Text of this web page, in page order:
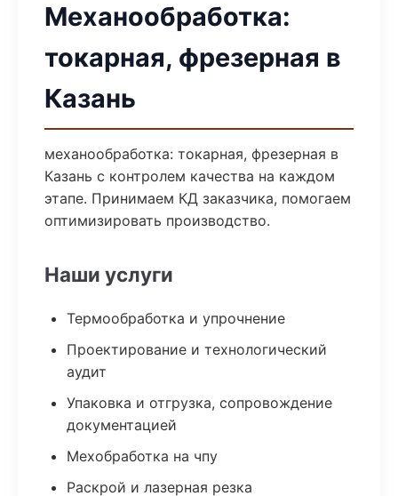
Механообработка:
токарная, фрезерная в
Казань
механообработка: токарная, фрезерная в
Казань с контролем качества на каждом
этапе. Принимаем КД заказчика, помогаем
оптимизировать производство.
Наши услуги
Термообработка и упрочнение
Проектирование и технологический
аудит
Упаковка и отгрузка, сопровождение
документацией
Мехобработка на чпу
Раскрой и лазерная резка